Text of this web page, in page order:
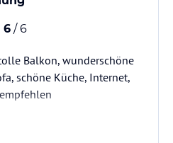
6 / 6
Balkon, wunderschöne
schöne Küche, Internet,